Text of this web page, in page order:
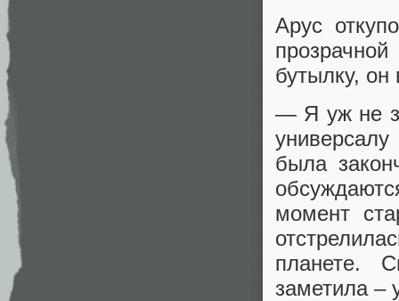
Арус
бутылку, он
— Я уж не
была
момент
планете.
заметила –